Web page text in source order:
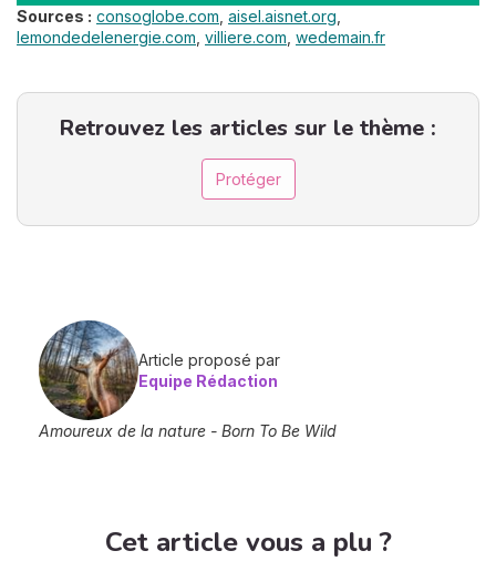
Sources : consoglobe.com aisel.aisnet.org
lemondedelenergie.com villiere.com wedemain.fr
Retrouvez les articles sur le thème :
Protéger
Article proposé par
Equipe Rédaction
Amoureux de la nature - Born To Be Wild
Cet article vous a plu ?